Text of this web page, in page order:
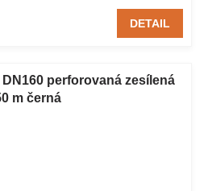
DETAIL
perforovaná zesílená
m černá